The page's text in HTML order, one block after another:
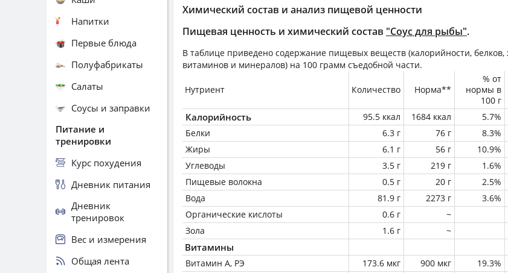
Химический состав и анализ пищевой ценности
Пищевая ценность и химический состав "Соус для рыбы".
В таблице приведено содержание пищевых веществ (калорийности, белков,
витаминов и минералов) на 100 грамм съедобной части.
Нутриент Количество Норма**
% от
нормы в
100 г
Калорийность 95.5 ккал 1684 ккал 5.7%
Белки
6.3 г 76 г 8.3%
Жиры
6.1 г 56 г 10.9%
Углеводы
3.5 г 219 г 1.6%
Пищевые волокна
0.5 г 20 г 2.5%
Вода
81.9 г 2273 г 3.6%
Органические кислоты
0.6 г
~
Зола
1.6 г ~
Витамины
Витамин А, РЭ 173.6 мкг 900 мкг 19.3%
Напитки
Первые блюда
Полуфабрикаты
Салаты
Соусы и заправки
Питание и
тренировки
Курс похудения
Дневник питания
Дневник
тренировок
Вес и измерения
Общая лента